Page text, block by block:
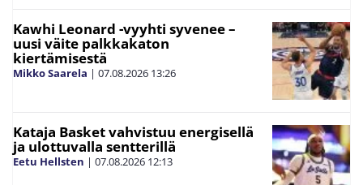
Kawhi Leonard -vyyhti syvenee –
uusi väite palkkakaton
kiertämisestä
Mikko Saarela | 07.08.2026 13:26
Kataja Basket vahvistuu energisellä
ja ulottuvalla sentterillä
Eetu Hellsten | 07.08.2026 12:13